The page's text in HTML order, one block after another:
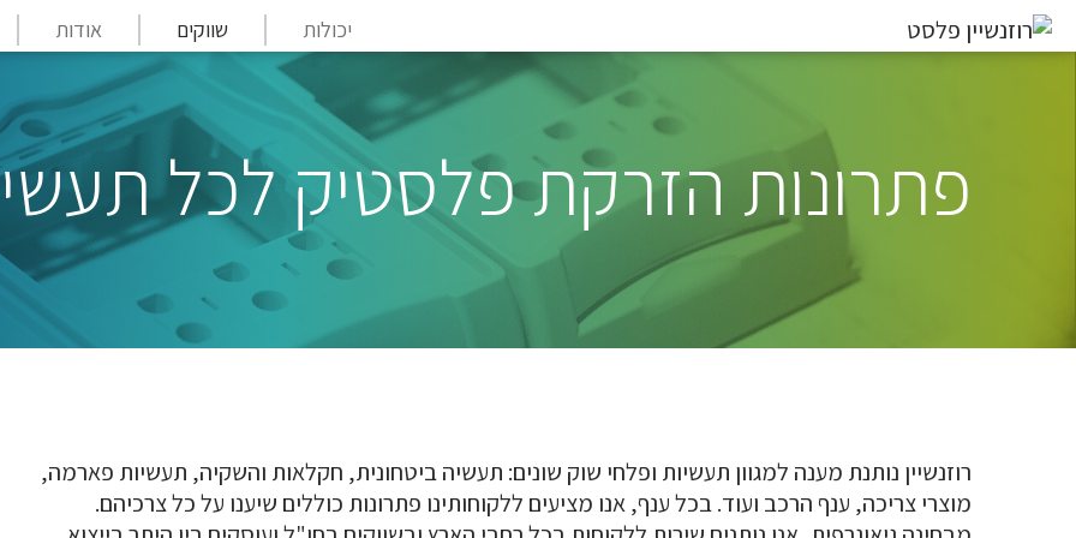
יכולות שווקים אודות
פתרונות הזרקת פלסטיק לכל
רוזנשיין נותנת מענה למגוון תעשיות ופלחי שוק שונים: תעשיה ביטחונית, חקלאות והשקיה, תעשיות פארמה,
מוצרי צריכה, ענף הרכב ועוד. בכל ענף, אנו מציעים ללקוחותינו פתרונות כוללים שיענו על כל צרכיהם.